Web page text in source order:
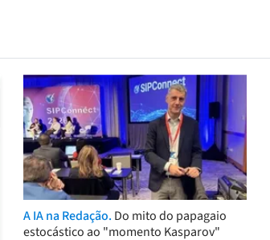
A IA na Redação. Do mito do papagaio
estocástico ao "momento Kasparov"